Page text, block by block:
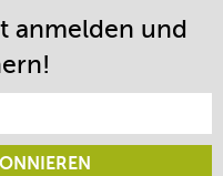
anmelden und